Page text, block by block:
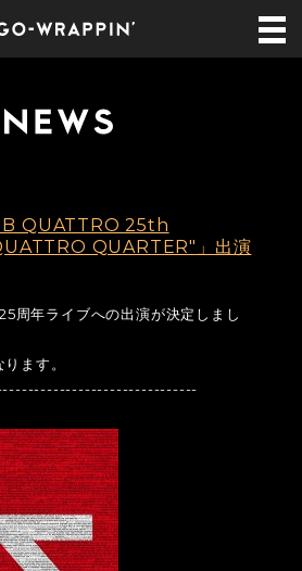
QUATTRO 25th
QUARTER"」出演
周年ライブへの出演が決定しまし
ます。